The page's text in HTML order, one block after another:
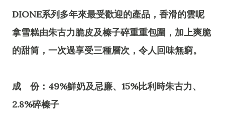
DIONE系列多年來最受歡迎的產品，香滑的雲呢
拿雪糕由朱古力脆皮及榛子碎重重包圍，加上爽脆
的甜筒，一次過享受三種層次，令人回味無窮。
成 份：49%鮮奶及忌廉、15%比利時朱古力、
2.8%碎榛子